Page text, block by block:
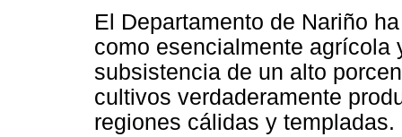
El Departamento de Nariño
como esencialmente agrícola
subsistencia de un alto
cultivos verdaderamente
regiones cálidas y